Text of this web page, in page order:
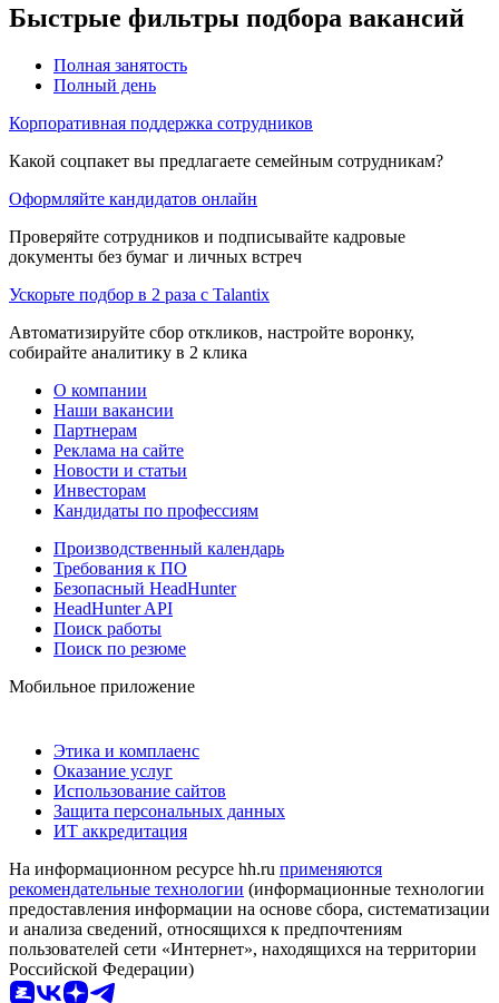
Быстрые фильтры подбора вакансий
Полная занятость
Полный день
Корпоративная поддержка сотрудников
Какой соцпакет вы предлагаете семейным сотрудникам?
Оформляйте кандидатов онлайн
Проверяйте сотрудников и подписывайте кадровые
документы без бумаг и личных встреч
Ускорьте подбор в 2 раза с Talantix
Автоматизируйте сбор откликов, настройте воронку,
собирайте аналитику в 2 клика
О компании
Наши вакансии
Партнерам
Реклама на сайте
Новости и статьи
Инвесторам
Кандидаты по профессиям
Производственный календарь
Требования к ПО
Безопасный HeadHunter
HeadHunter API
Поиск работы
Поиск по резюме
Мобильное приложение
Этика и комплаенс
Оказание услуг
Использование сайтов
Защита персональных данных
ИТ аккредитация
На информационном ресурсе hh.ru применяются
рекомендательные технологии (информационные технологии
предоставления информации на основе сбора, систематизации
и анализа сведений, относящихся к предпочтениям
пользователей сети «Интернет», находящихся на территории
Российской Федерации)